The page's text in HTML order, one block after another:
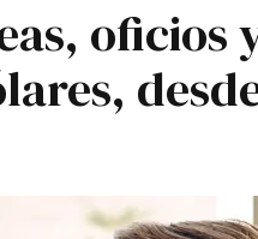
oficios